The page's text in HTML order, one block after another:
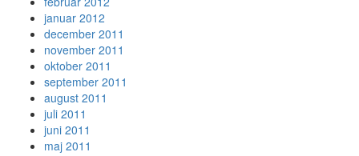
januar 2012
december 2011
november 2011
oktober 2011
september 2011
august 2011
juli 2011
juni 2011
maj 2011